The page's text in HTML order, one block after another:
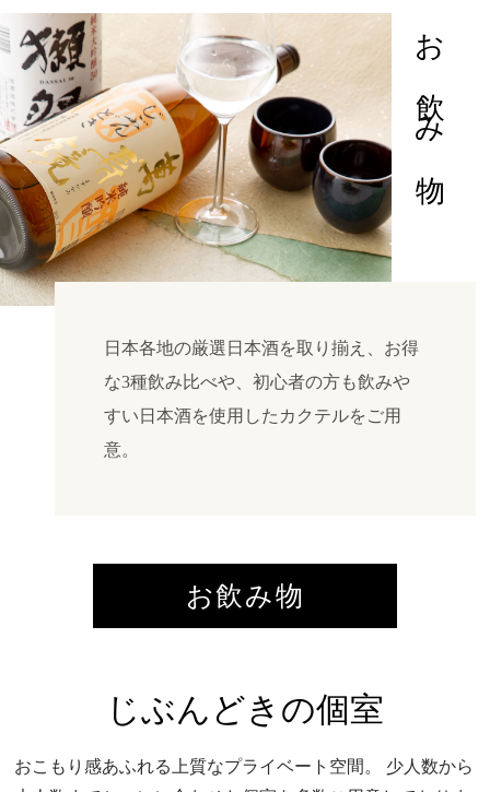
お飲み物
日本各地の厳選日本酒を取り揃え、お得
な3種飲み比べや、初心者の方も飲みや
すい日本酒を使用したカクテルをご用
意。
お飲み物
じぶんどきの個室
おこもり感あふれる上質なプライベート空間。
少人数から